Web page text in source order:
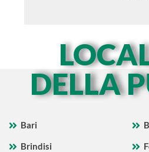
DELLA
Bari
Brindisi